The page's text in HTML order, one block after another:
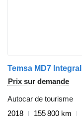
Temsa MD7 Integral
Prix sur demande
Autocar de tourisme
2018
155 800 km